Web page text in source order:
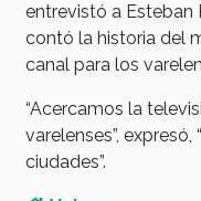
entrevistó a Esteban
contó la historia del
canal para los
“Acercamos la
varelenses”,
ciudades”.